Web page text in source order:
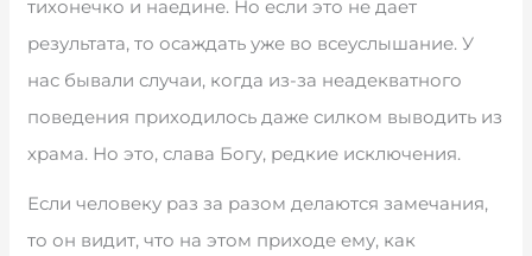
тихонечко и наедине. Но если это не дает
результата, то осаждать уже во всеуслышание. У
нас бывали случаи, когда из-за неадекватного
поведения приходилось даже силком выводить из
храма. Но это, слава Богу, редкие исключения.
Если человеку раз за разом делаются замечания,
то он видит, что на этом приходе ему, как